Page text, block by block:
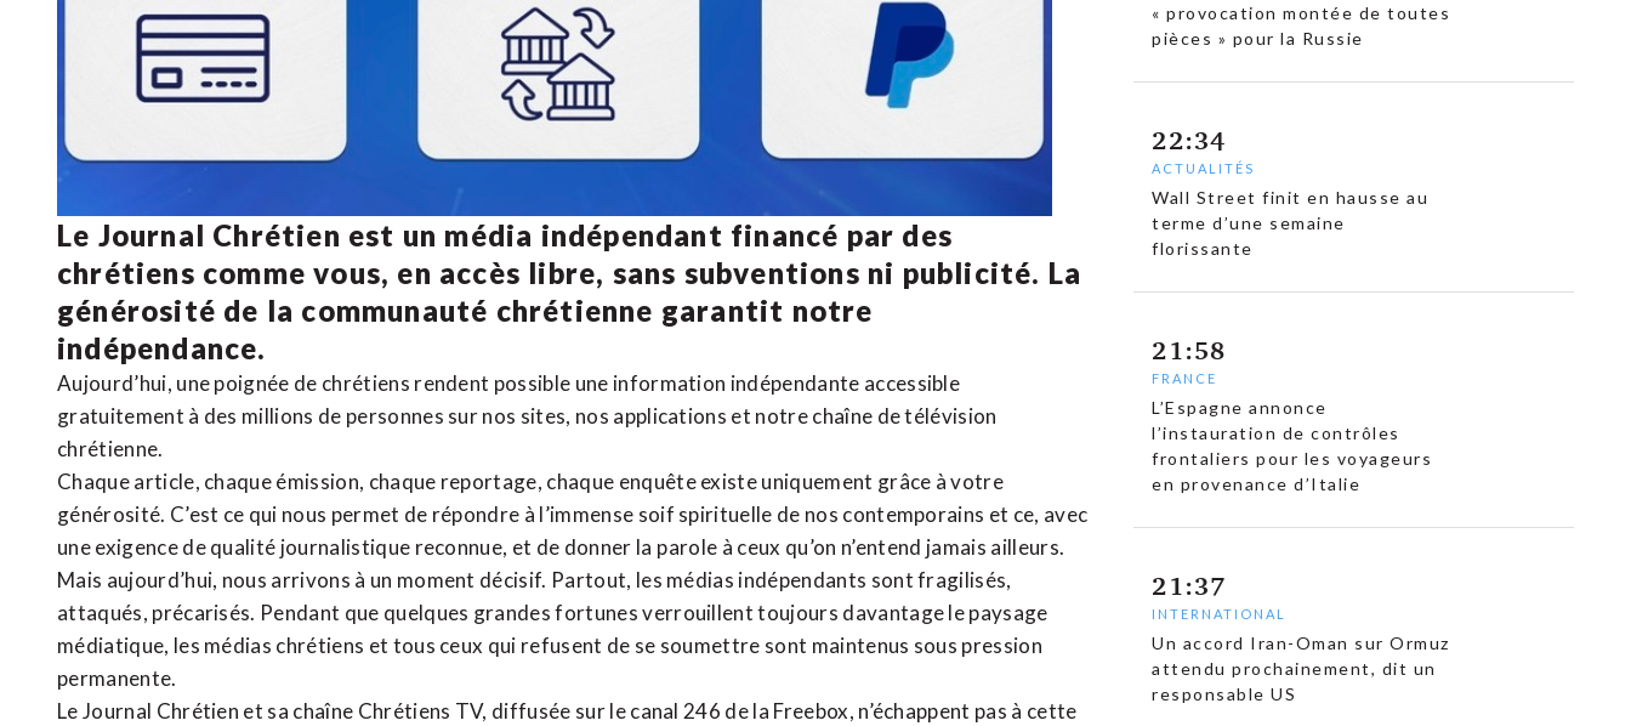
Le Journal Chrétien est un média indépendant financé par des
chrétiens comme vous, en accès libre, sans subventions ni publicité. La
générosité de la communauté chrétienne garantit notre
indépendance.
Aujourd’hui, une poignée de chrétiens rendent possible une information indépendante accessible
gratuitement à des millions de personnes sur nos sites, nos applications et notrechaîne de télévision
chrétienne.
Chaque article, chaque émission, chaque reportage, chaque enquête existe uniquement grâce à votre
générosité. C’est ce qui nous permet de répondre à l’immense soif spirituelle de nos contemporains et ce, avec
une exigence de qualité journalistique reconnue, et de donner la parole à ceux qu’on n’entend jamais ailleurs.
Mais aujourd’hui, nous arrivons à un moment décisif. Partout, les médias indépendants sont fragilisés,
attaqués, précarisés. Pendant que quelques grandes fortunes verrouillent toujours davantage le paysage
médiatique, les médias chrétiens et tous ceux qui refusent de se soumettre sont maintenus sous pression
permanente.
Le Journal Chrétien et sa chaîne Chrétiens TV, diffusée sur le canal 246 de la Freebox, n’échappent pas à cette
« provocation montée de toutes
pièces » pour la Russie
22:34
ACTUALITÉS
Wall Street finit en hausse au
terme d’une semaine
florissante
21:58
FRANCE
L’Espagne annonce
l’instauration de contrôles
frontaliers pour les voyageurs
en provenance d’Italie
21:37
INTERNATIONAL
Un accord Iran-Oman sur Ormuz
attendu prochainement, dit un
responsable US